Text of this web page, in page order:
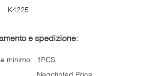
K4225
e spedizione:
minimo:
1PCS
Negotiated Price